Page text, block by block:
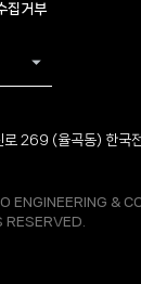
집거부
269 (율곡동) 한국
ENGINEERING &